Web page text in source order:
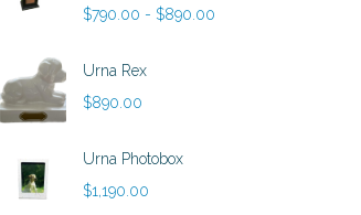
$790.00 - $890.00
Urna Rex
$890.00
Urna Photobox
$1,190.00